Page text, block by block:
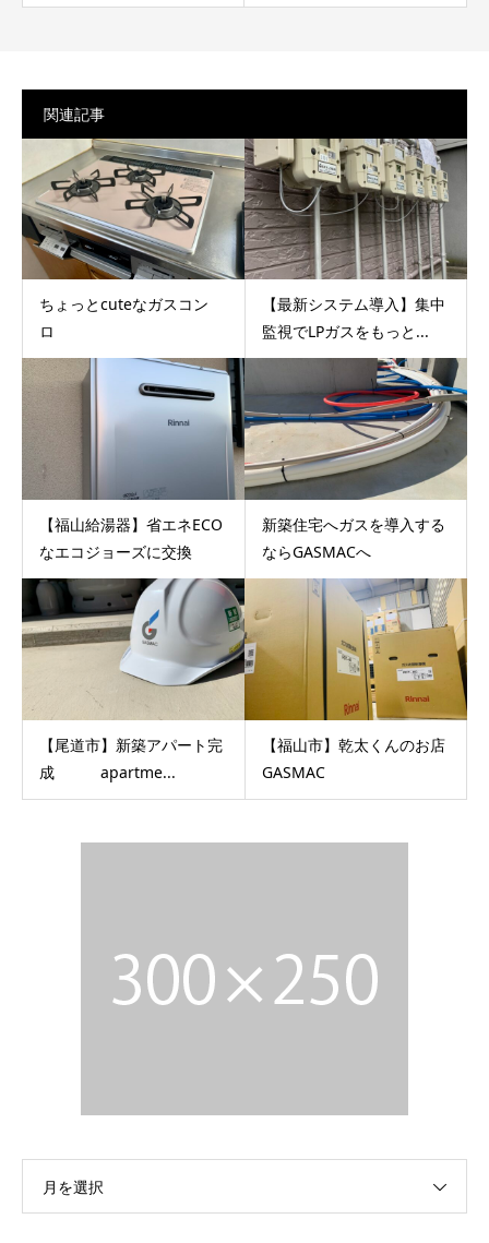
関連記事
ちょっとcuteなガスコン
ロ
【最新システム導入】集中
監視でLPガスをもっと...
【福山給湯器】省エネECO
なエコジョーズに交換
新築住宅へガスを導入する
ならGASMACへ
【尾道市】新築アパート完
成 apartme...
【福山市】乾太くんのお店
GASMAC
月を選択